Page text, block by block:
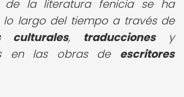
de la literatura fenicia se ha
lo largo del tiempo a través de
culturales, traduccionesy
en las obras de escritores